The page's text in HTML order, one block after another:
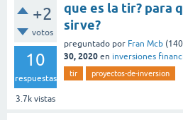
+2
votos
10
respuestas
3.7k vistas
que es la tir? para
sirve?
preguntado por Fran Mcb (140
30, 2020 en inversiones
tir proyectos-de-inversion